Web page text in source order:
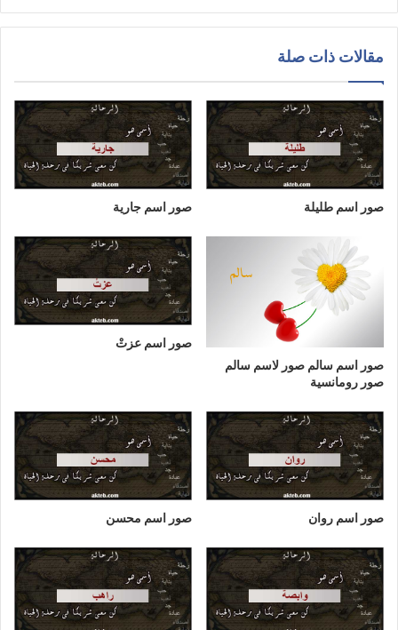
مقالات ذات صلة
صور اسم طليلة صور اسم جارية
صور اسم سالم صور لاسم سالم
صور رومانسية
صور اسم عزتْ
صور اسم روان صور اسم محسن